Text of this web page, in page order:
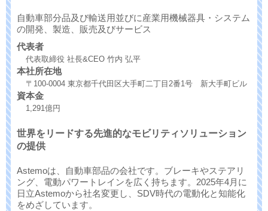
自動車部分品及び輸送用並びに産業用機械器具・システム
の開発、製造、販売及びサービス
代表者
代表取締役 社長&CEO 竹内 弘平
本社所在地
〒100-0004 東京都千代田区大手町二丁目2番1号 新大手町ビル
資本金
1,291億円
世界をリードする先進的なモビリティソリューション
の提供
Astemoは、自動車部品の会社です。ブレーキやステアリ
ング、電動パワートレインを広く持ちます。2025年4月に
日立Astemoから社名変更し、SDV時代の電動化と知能化
をめざしています。